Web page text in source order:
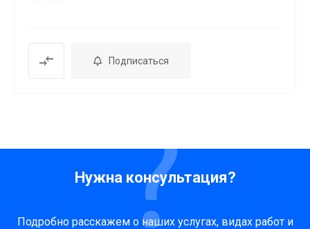
Подписаться
Нужна консультация?
Подробно расскажем о наших услугах, видах работ и